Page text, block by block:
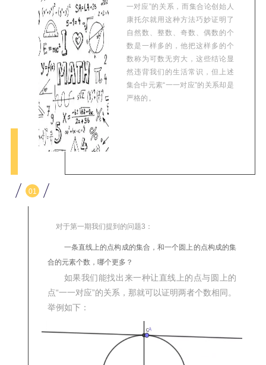
一对应”的关系，而集合论创始人
康托尔就用这种方法巧妙证明了
自然数、整数、奇数、偶数的个
数是一样多的，他把这样多的个
数称为可数无穷大，这些结论显
然违背我们的生活常识，但上述
集合中元素“一一对应”的关系却是
严格的。
01
对于第一期我们提到的问题3：
一条直线上的点构成的集合，和一个圆上的点构成的集
合的元素个数，哪个更多？
如果我们能找出来一种让直线上的点与圆上的
点“一一对应”的关系，那就可以证明两者个数相同。
举例如下：